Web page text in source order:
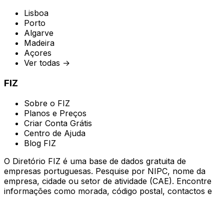
Lisboa
Porto
Algarve
Madeira
Açores
Ver todas →
FIZ
Sobre o FIZ
Planos e Preços
Criar Conta Grátis
Centro de Ajuda
Blog FIZ
O Diretório FIZ é uma base de dados gratuita de
empresas portuguesas. Pesquise por NIPC, nome da
empresa, cidade ou setor de atividade (CAE). Encontre
informações como morada, código postal, contactos e